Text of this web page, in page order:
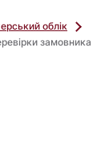
облік
замовника